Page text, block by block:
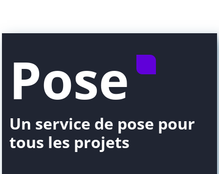
Pose
Un service de pose pour
tous les projets